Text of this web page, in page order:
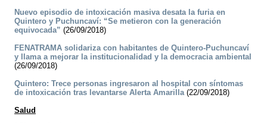
Nuevo episodio de intoxicación masiva desata la furia en
Quintero y Puchuncaví: “Se metieron con la generación
equivocada” (26/09/2018)
FENATRAMA solidariza con habitantes de Quintero-Puchuncaví
y llama a mejorar la institucionalidad y la democracia ambiental
(26/09/2018)
Quintero: Trece personas ingresaron al hospital con síntomas
de intoxicación tras levantarse Alerta Amarilla(22/09/2018)
Salud